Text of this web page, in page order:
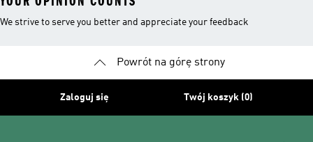
We strive to serve you better and appreciate your feedback
Powrót na górę strony
Zaloguj się Twój koszyk (0)